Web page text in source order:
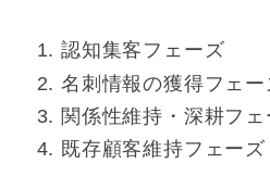
認知集客フェーズ
名刺情報の獲得フェー
関係性維持・深耕フェ
既存顧客維持フェーズ